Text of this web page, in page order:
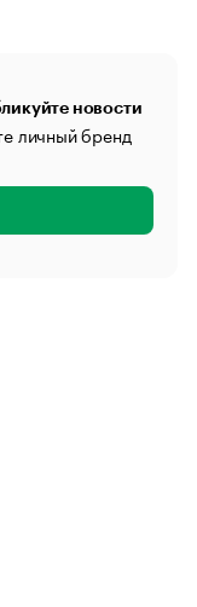
новости
личный бренд